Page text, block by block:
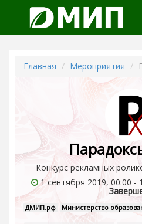
Главная Мероприятия
Конкурс рекламных
1 сентября 2019, 00:00 -
ДМИП.рф Министерство